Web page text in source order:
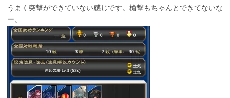
うまく突撃ができていない感じです。槍撃もちゃんとできてないな
ー。